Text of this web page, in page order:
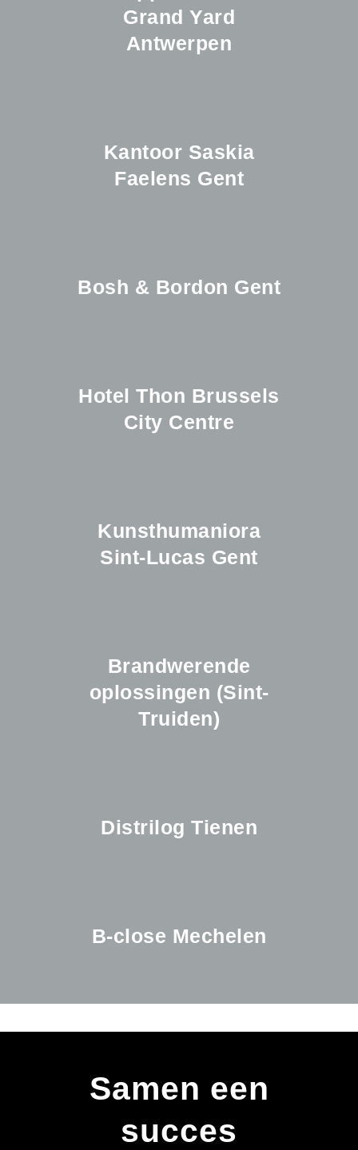
Grand Yard
Antwerpen
Kantoor Saskia
Faelens Gent
Bosh & Bordon Gent
Hotel Thon Brussels
City Centre
Kunsthumaniora
Sint-Lucas Gent
Brandwerende
oplossingen (Sint-
Truiden)
Distrilog Tienen
B-close Mechelen
Samen een
succes